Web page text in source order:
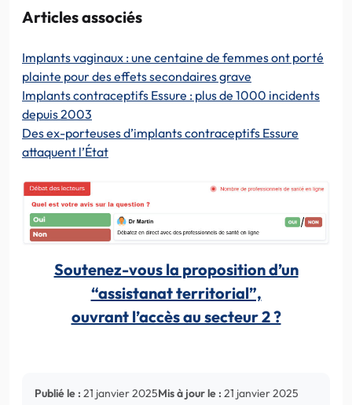
Articles associés
Implants vaginaux : une centaine de femmes ont porté
plainte pour des effets secondaires grave
Implants contraceptifs Essure : plus de 1000 incidents
depuis 2003
Des ex-porteuses d’implants contraceptifs Essure
attaquent l’État
Soutenez-vous la proposition d’un
“assistanat territorial”,
ouvrant l’accès au secteur 2 ?
Publié le : 21 janvier 2025Mis à jour le : 21 janvier 2025